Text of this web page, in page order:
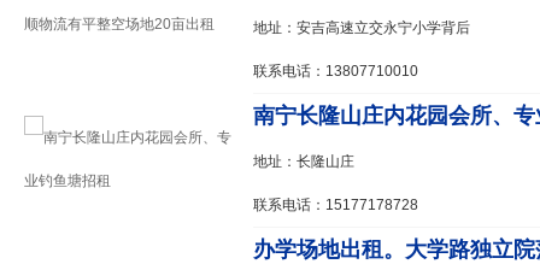
地址：安吉高速立交永宁小学背后
联系电话：13807710010
南宁长隆山庄内花园会所、
地址：长隆山庄
联系电话：15177178728
办学场地出租。大学路独立